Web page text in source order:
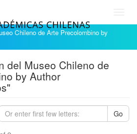
Chileno de Arte Precolombino by
del Museo Chileno de
by Author
Go